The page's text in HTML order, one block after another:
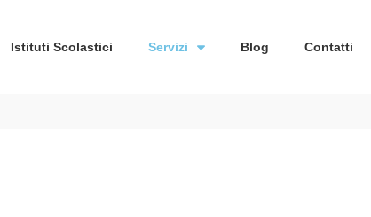
Istituti Scolastici Servizi Blog Contatti